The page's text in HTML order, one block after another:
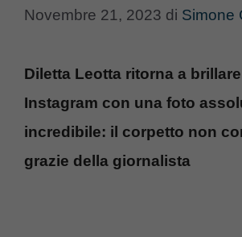
Novembre 21, 2023 di Simone
Diletta Leotta ritorna a
Instagram con una foto
incredibile: il corpetto non
grazie della giornalista